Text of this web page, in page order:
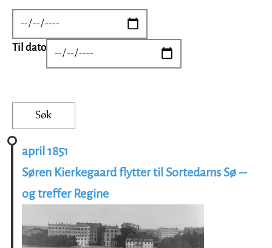
DATE
Til dato DATE
april 1851
Søren Kierkegaard flytter til Sortedams Sø --
og treffer Regine